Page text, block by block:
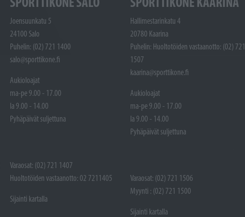
Joensuunkatu 5
24100 Salo
Puhelin: (02) 721 1400
salo@sporttikone.fi
Aukioloajat
ma-pe 9.00 - 17.00
la 9.00 - 14.00
Pyhäpäivät suljettuna
Varaosat: (02) 721 1407
Huoltotöiden vastaanotto: 02 7211405
Sijainti kartalla
Hallimestarinkatu 4
20780 Kaarina
Puhelin: Huoltotöiden vastaanotto: (02) 721
1507
kaarina@sporttikone.fi
Aukioloajat
ma-pe 9.00 - 17.00
la 9.00 - 14.00
Pyhäpäivät suljettuna
Varaosat: (02) 721 1506
Myynti : (02) 721 1500
Sijainti kartalla